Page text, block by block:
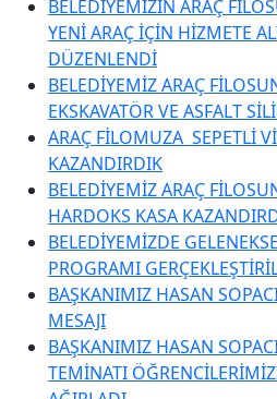
BELEDİYEMİZİN ARAÇ
YENİ ARAÇ İÇİN HİZMETE
DÜZENLENDİ
BELEDİYEMİZ ARAÇ
EKSKAVATÖR VE ASFALT
ARAÇ FİLOMUZA SEPETLİ
KAZANDIRDIK
BELEDİYEMİZ ARAÇ
HARDOKS KASA
BELEDİYEMİZDE
PROGRAMI
BAŞKANIMIZ HASAN
MESAJI
BAŞKANIMIZ HASAN
TEMİNATI